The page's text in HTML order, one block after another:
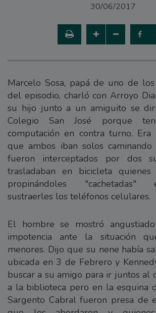
30/06/2017
Marcelo Sosa, papá de uno de los
del episodio, charló con Arroyo
su hijo junto a un amiguito se
Colegio San José porque
computación en contra turno.
que ambos iban solos
fueron interceptados por dos
trasladaban en bicicleta
propinándoles
sustraerles los teléfonos celulares.
El hombre se mostró
impotencia ante la situación
menores. Dijo que su nene había
ubicada en 3 de Febrero y
buscar a su amigo para ir juntos al
a la biblioteca pero en la esquina
Sargento Cabral fueron presa de